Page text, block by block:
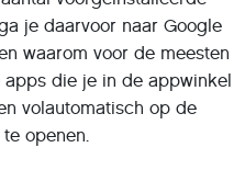
je daarvoor naar Google
waarom voor de meesten
die je in de appwinkel
volautomatisch op de
openen.